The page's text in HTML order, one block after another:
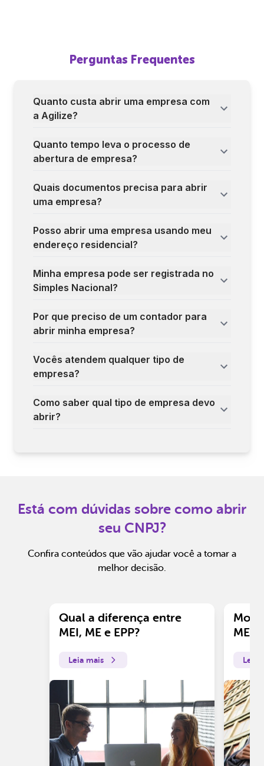
Perguntas Frequentes
Quanto custa abrir uma empresa com
a Agilize?
Quanto tempo leva o processo de
abertura de empresa?
Quais documentos precisa para abrir
uma empresa?
Posso abrir uma empresa usando meu
endereço residencial?
Minha empresa pode ser registrada no
Simples Nacional?
Por que preciso de um contador para
abrir minha empresa?
Vocês atendem qualquer tipo de
empresa?
Como saber qual tipo de empresa devo
abrir?
Está com dúvidas sobre como abrir
seu CNPJ?
Confira conteúdos que vão ajudar você a tomar a
melhor decisão.
Qual a diferença entre
MEI, ME e EPP?
Leia mais
ME?
Leia